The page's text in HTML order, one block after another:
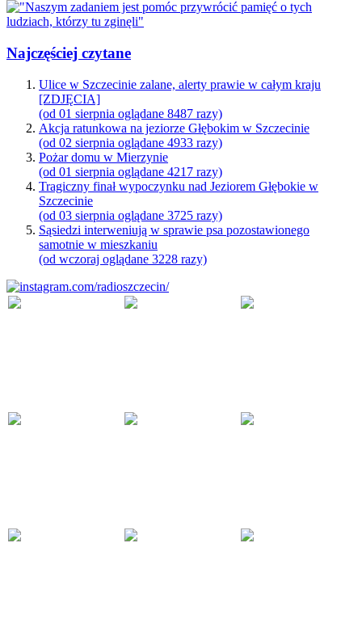
Najczęściej czytane
Ulice w Szczecinie zalane, alerty prawie w całym kraju
[ZDJĘCIA]
(od 01 sierpnia oglądane 8487 razy)
Akcja ratunkowa na jeziorze Głębokim w Szczecinie
(od 02 sierpnia oglądane 4933 razy)
Pożar domu w Mierzynie
(od 01 sierpnia oglądane 4217 razy)
Tragiczny finał wypoczynku nad Jeziorem Głębokie w
Szczecinie
(od 03 sierpnia oglądane 3725 razy)
Sąsiedzi interweniują w sprawie psa pozostawionego
samotnie w mieszkaniu
(od wczoraj oglądane 3228 razy)